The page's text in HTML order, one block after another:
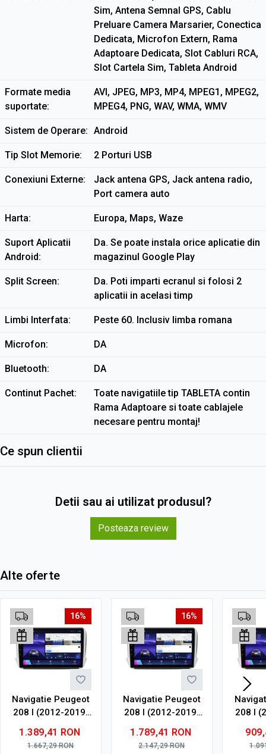
Sim, Antena Semnal GPS, Cablu
Preluare Camera Marsarier, Conectica
Dedicata, Microfon Extern, Rama
Adaptoare Dedicata, Slot Cabluri RCA,
Slot Cartela Sim, Tableta Android
Formate media
suportate
AVI, JPEG, MP3, MP4, MPEG1, MPEG2,
MPEG4, PNG, WAV, WMA, WMV
Sistem de Operare Android
Tip Slot Memorie 2 Porturi USB
Conexiuni Externe
Jack antena GPS, Jack antena radio,
Port camera auto
Harta Europa, Maps, Waze
Suport Aplicatii
Android
Da. Se poate instala orice aplicatie din
magazinul Google Play
Split Screen
Da. Poti imparti ecranul si folosi 2
aplicatii in acelasi timp
Limbi Interfata Peste 60. Inclusiv limba romana
Microfon DA
Bluetooth DA
Continut Pachet
Toate navigatiile tip TABLETA contin
Rama Adaptoare si toate cablajele
necesare pentru montaj!
Ce spun clientii
Detii sau ai utilizat produsul?
Posteaza review
Alte oferte
16%
Navigatie Peugeot
208 I (2012-2019)
RAM, 128GB ROM,
Ecran QLED 9"
1.389,41 RON
1.667,29RON
16%
Navigatie Peugeot
208 I (2012-2019)
RAM, 128GB ROM,
Ecran QLED 9"
1.789,41 RON
2.147,29RON
208 I
RAM,